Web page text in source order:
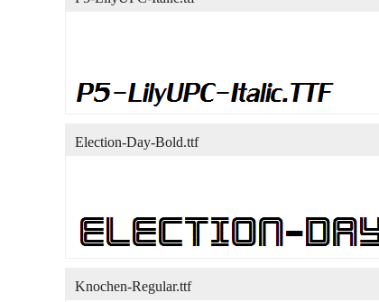
Election-Day-Bold.ttf
Knochen-Regular.ttf